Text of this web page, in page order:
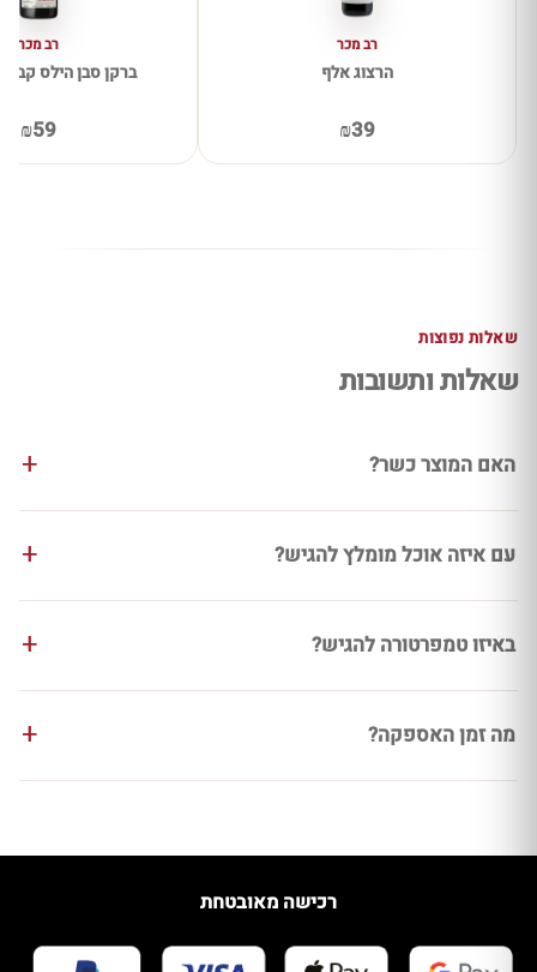
רב מכר
הרצוג אלף
₪39
רב מכר
ברקן סבן הילס
₪59
שאלות נפוצות
שאלות ותשובות
האם המוצר כשר?
עם איזה אוכל מומלץ להגיש?
באיזו טמפרטורה להגיש?
מה זמן האספקה?
רכישה מאובטחת